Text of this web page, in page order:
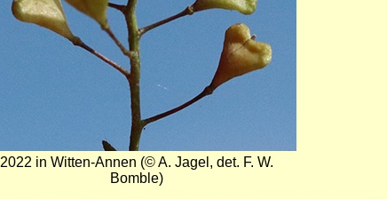
2022 in Witten-Annen (© A. Jagel, det. F. W.
Bomble)